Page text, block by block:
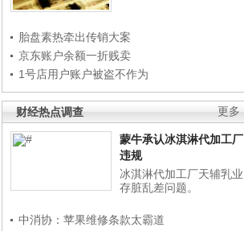
胎盘素热牵出传销大案
京东账户余额一折贱卖
1号店用户账户被盗不作为
更多
财经热点调查
蒙牛承认冰淇淋代加工厂
违规
冰淇淋代加工厂天辅乳业
存脏乱差问题。
中消协：苹果维修条款太霸道